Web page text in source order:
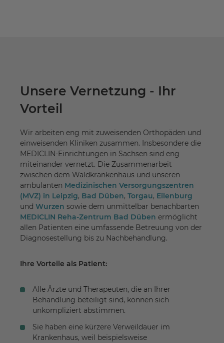
Unsere Vernetzung - Ihr
Vorteil
Wir arbeiten eng mit zuweisenden Orthopäden und
einweisenden Kliniken zusammen. Insbesondere die
MEDICLIN-Einrichtungen in Sachsen sind eng
miteinander vernetzt. Die Zusammenarbeit
zwischen dem Waldkrankenhaus und unseren
ambulanten Medizinischen Versorgungszentren
(MVZ) in Leipzig, Bad Düben, Torgau, Eilenburg
und Wurzen sowie dem unmittelbar benachbarten
MEDICLIN Reha-Zentrum Bad Düben ermöglicht
allen Patienten eine umfassende Betreuung von der
Diagnosestellung bis zu Nachbehandlung.
Ihre Vorteile als Patient:
Alle Ärzte und Therapeuten, die an Ihrer
Behandlung beteiligt sind, können sich
unkompliziert abstimmen.
Sie haben eine kürzere Verweildauer im
Krankenhaus, weil beispielsweise